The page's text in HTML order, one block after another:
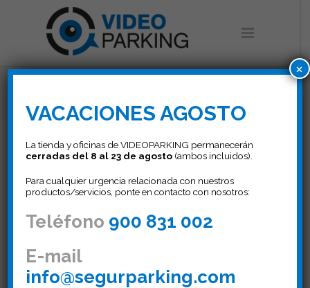
VACACIONES AGOSTO
La tienda y oficinas de VIDEOPARKING permanecerán
cerradas del 8 al 23 de agosto (ambos incluidos).
Para cualquier urgencia relacionada con nuestros
productos/servicios, ponte en contacto con nosotros:
Teléfono 900 831 002
E-mail
info@segurparking.com
×